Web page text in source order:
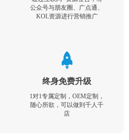
公众号与朋友圈、广点通、
KOL资源进行营销推广
终身免费升级
1对1专属定制，OEM定制，
随心所欲，可以做到千人千
店